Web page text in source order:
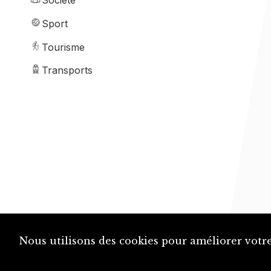
Sport
Tourisme
Transports
Nous utilisons des cookies pour améliorer